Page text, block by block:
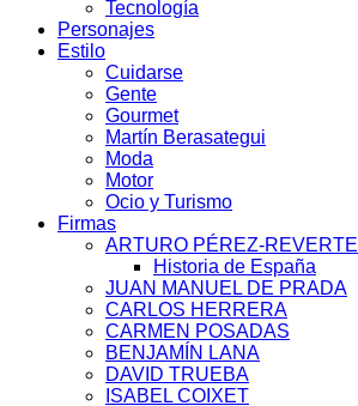
Tecnología
Personajes
Estilo
Cuidarse
Gente
Gourmet
Martín Berasategui
Moda
Motor
Ocio y Turismo
Firmas
ARTURO PÉREZ-REVERTE
Historia de España
JUAN MANUEL DE PRADA
CARLOS HERRERA
CARMEN POSADAS
BENJAMÍN LANA
DAVID TRUEBA
ISABEL COIXET